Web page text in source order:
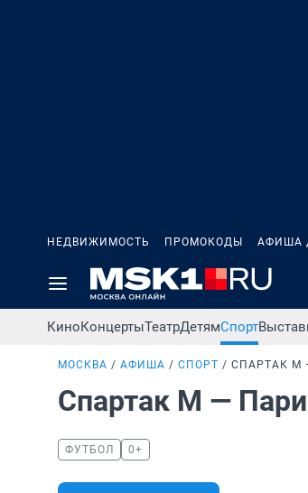
НЕДВИЖИМОСТЬ ПРОМОКОДЫ АФИША
КиноКонцертыТеатрДетямСпорт
МОСКВА АФИША СПОРТ СПАРТАК М
Спартак М —
ФУТБОЛ 0+